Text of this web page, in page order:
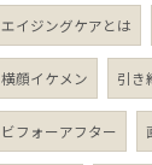
エイジングケアとは
横顔イケメン 引き
ビフォーアフター